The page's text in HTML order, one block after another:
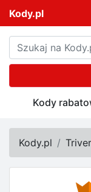
Kody.pl
Kody
Kody.pl